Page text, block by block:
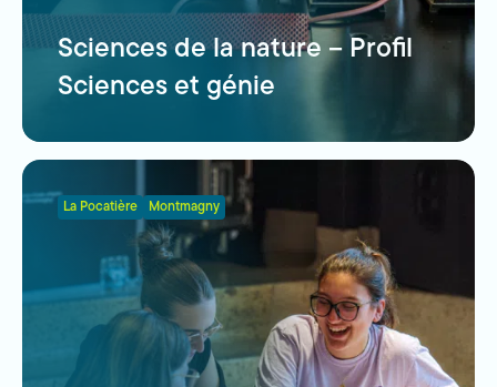
Sciences de la nature – Profil
Sciences et génie
La Pocatière Montmagny